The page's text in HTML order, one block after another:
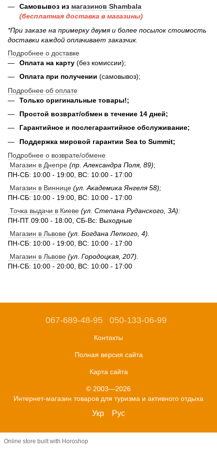
Самовывоз из магазинов Shambala
(бесплатная доставка в магазины)
*При заказе на примерку двумя и более посылок стоимость
доставки каждой оплачивает заказчик.
Подробнее о доставке
Оплата на карту (без комиссии);
Оплата при получении (самовывоз);
Подробнее об оплате
Только оригинальные товары!;
Простой возврат/обмен в течение 14 дней;
Гарантийное и послегарантийное обслуживание;
Поддержка мировой гарантии Sea to Summit;
Подробнее о возврате/обмене
Магазин в Днепре (пр. Александра Поля, 89);
ПН-СБ: 10:00 - 19:00, ВС: 10:00 - 17:00
Магазин в Виннице (ул. Академика Янгеля 58);
ПН-СБ: 10:00 - 19:00, ВС: 10:00 - 17:00
Точка выдачи в Киеве (ул. Степана Руданского, 3А):
ПН-ПТ 09:00 - 18:00, СБ-Вс: Выходные
Магазин в Львове (ул. Богдана Лепкого, 4).
ПН-СБ: 10:00 - 19:00, ВС: 10:00 - 17:00
Магазин в Львове (ул. Городоцкая, 207).
ПН-СБ: 10:00 - 20:00, ВС: 10:00 - 17:00
067-689-48-95 050-133-06-99
Контакты
Полная версия сайта
Карта сайта
© 2003—2026
Интернет-магазин товаров для туризма и активного отдыха
Укр Рус
Online store built with Horoshop